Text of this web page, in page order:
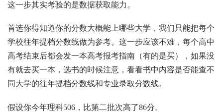
这一步其实考验的是数据获取能力。
首选你得知道你的分数大概能上哪些大学，我们只能把每个
学校往年提档分数线做为参考。这一步应该不难，每个高中
高考结束后都会发一本高考报考指南（有的是买），如果没
有就去买一本，选书的时候注意，看看书中内容是否能查不
同大学的往年提档分数线和专业录取分数线。
假设你今年理科506，比第二批次高了86分。